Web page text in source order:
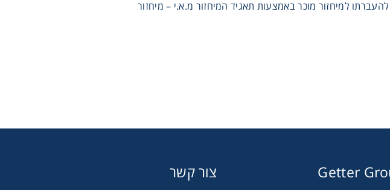
למיחזור מוכר באמצעות תאגיד המיחזור מ.א.י – מיחזור
Getter צור קשר